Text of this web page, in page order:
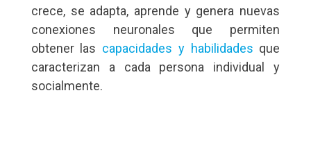
crece, se adapta, aprende y genera nuevas
conexiones neuronales que permiten
obtener las capacidades y habilidades que
caracterizan a cada persona individual y
socialmente.